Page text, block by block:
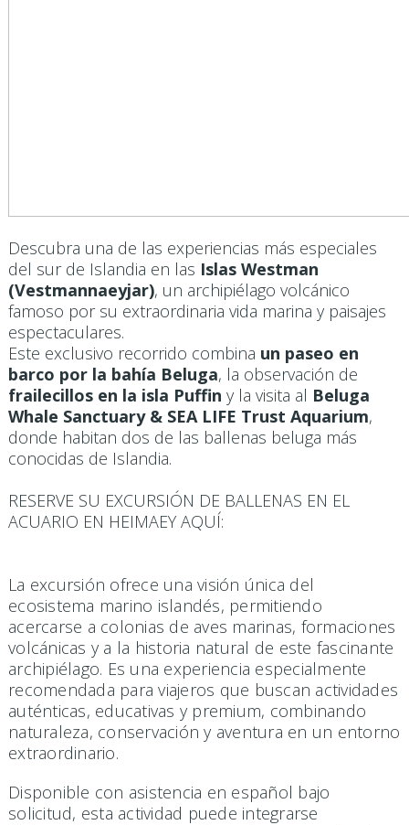
Descubra una de las experiencias más especiales
del sur de Islandia en las Islas Westman
(Vestmannaeyjar), un archipiélago volcánico
famoso por su extraordinaria vida marina y paisajes
espectaculares.
Este exclusivo recorrido combina un paseo en
barco por la bahía Beluga, la observación de
frailecillos en la isla Puffin y la visita al Beluga
Whale Sanctuary & SEA LIFE Trust Aquarium,
donde habitan dos de las ballenas beluga más
conocidas de Islandia.
RESERVE SU EXCURSIÓN DE BALLENAS EN EL
ACUARIO EN HEIMAEY AQUÍ:
La excursión ofrece una visión única del
ecosistema marino islandés, permitiendo
acercarse a colonias de aves marinas, formaciones
volcánicas y a la historia natural de este fascinante
archipiélago. Es una experiencia especialmente
recomendada para viajeros que buscan actividades
auténticas, educativas y premium, combinando
naturaleza, conservación y aventura en un entorno
extraordinario.
Disponible con asistencia en español bajo
solicitud, esta actividad puede integrarse